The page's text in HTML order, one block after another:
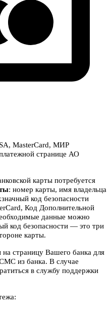
MasterCard, МИР
странице АО
карты потребуется
: номер карты, имя владельца
код безопасности
Код Дополнительной
данные можно
код безопасности — это три
карты.
страницу Вашего банка для
из банка. В случае
в службу поддержки